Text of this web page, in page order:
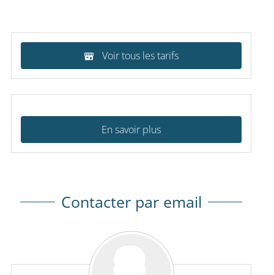
Voir tous les tarifs
En savoir plus
Contacter par email